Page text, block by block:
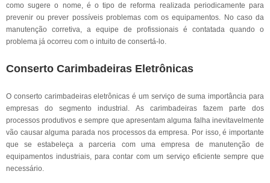
como sugere o nome, é o tipo de reforma realizada periodicamente para
prevenir ou prever possíveis problemas com os equipamentos. No caso da
manutenção corretiva, a equipe de profissionais é contatada quando o
problema já ocorreu com o intuito de consertá-lo.
Conserto Carimbadeiras Eletrônicas
O conserto carimbadeiras eletrônicas é um serviço de suma importância para
empresas do segmento industrial. As carimbadeiras fazem parte dos
processos produtivos e sempre que apresentam alguma falha inevitavelmente
vão causar alguma parada nos processos da empresa. Por isso, é importante
que se estabeleça a parceria com uma empresa de manutenção de
equipamentos industriais, para contar com um serviço eficiente sempre que
necessário.